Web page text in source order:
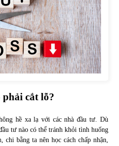
nhất thế giới – Bảng xếp hạng 2022
đấu giá đất ở Thanh Hoá
hàng tiếp tục tăng mạnh
nhật xếp hạng tín nhiệm của
phải cắt lỗ?
hề xa lạ với các nhà đầu tư. Dù
tư nào có thể tránh khỏi tình huống
chi bằng ta nên học cách chấp nhận,